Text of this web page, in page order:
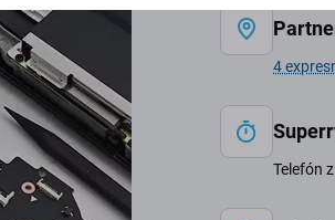
4
Telefón